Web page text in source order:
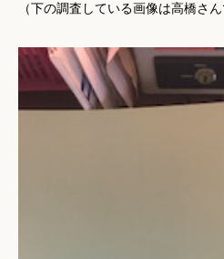
（下の調査している画像は高橋さん